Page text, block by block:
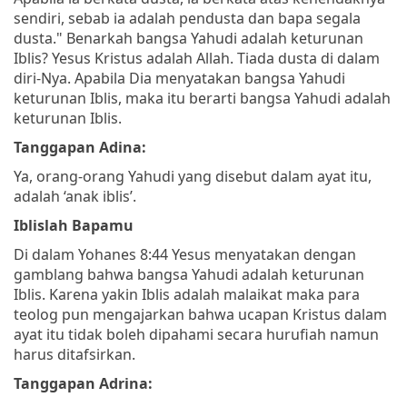
sendiri, sebab ia adalah pendusta dan bapa segala
dusta." Benarkah bangsa Yahudi adalah keturunan
Iblis? Yesus Kristus adalah Allah. Tiada dusta di dalam
diri-Nya. Apabila Dia menyatakan bangsa Yahudi
keturunan Iblis, maka itu berarti bangsa Yahudi adalah
keturunan Iblis.
Tanggapan Adina:
Ya, orang-orang Yahudi yang disebut dalam ayat itu,
adalah ‘anak iblis’.
Iblislah Bapamu
Di dalam Yohanes 8:44 Yesus menyatakan dengan
gamblang bahwa bangsa Yahudi adalah keturunan
Iblis. Karena yakin Iblis adalah malaikat maka para
teolog pun mengajarkan bahwa ucapan Kristus dalam
ayat itu tidak boleh dipahami secara hurufiah namun
harus ditafsirkan.
Tanggapan Adrina: